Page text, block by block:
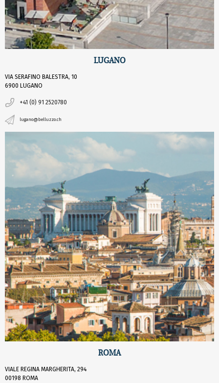
LUGANO
VIA SERAFINO BALESTRA, 10
6900 LUGANO
+41 (0) 91 2520780
lugano@belluzzo.ch
ROMA
VIALE REGINA MARGHERITA, 294
00198 ROMA